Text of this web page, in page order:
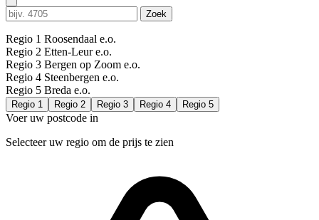
Zoek
Regio 1 Roosendaal e.o.
Regio 2 Etten-Leur e.o.
Regio 3 Bergen op Zoom e.o.
Regio 4 Steenbergen e.o.
Regio 5 Breda e.o.
Regio 1 Regio 2 Regio 3 Regio 4 Regio 5
Voer uw postcode in
Selecteer uw regio om de prijs te zien